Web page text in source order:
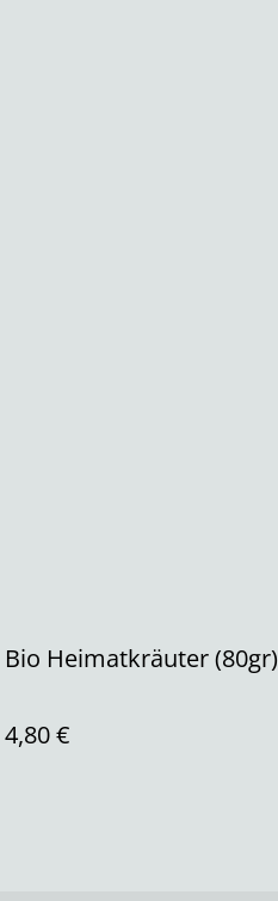
Bio Heimatkräuter (80gr)
4,80 €